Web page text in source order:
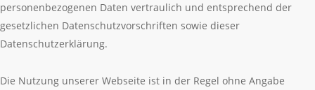
personenbezogenen Daten vertraulich und entsprechend der
gesetzlichen Datenschutzvorschriften sowie dieser
Datenschutzerklärung.
Die Nutzung unserer Webseite ist in der Regel ohne Angabe